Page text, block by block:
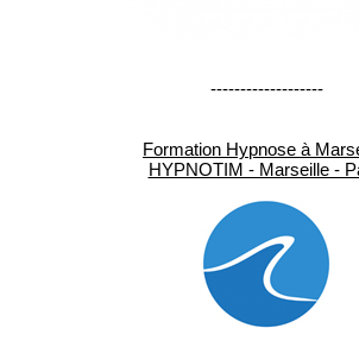
-------------------
Formation Hypnose à
HYPNOTIM - Marseille -